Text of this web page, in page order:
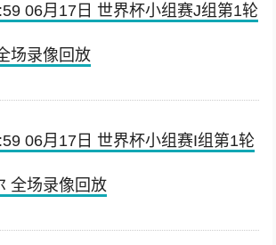
06月17日 世界杯小组赛J组第1轮
场录像回放
06月17日 世界杯小组赛I组第1轮
全场录像回放